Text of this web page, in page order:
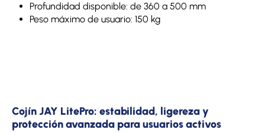
Profundidad disponible: de 360 a 500 mm
Peso máximo de usuario: 150 kg
Cojín JAY LitePro: estabilidad, ligereza y
protección avanzada para usuarios activos